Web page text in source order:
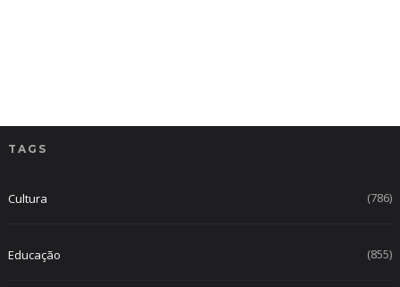
TAGS
Cultura (786)
Educação (855)